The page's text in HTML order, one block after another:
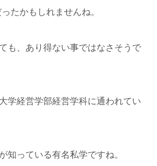
たかもしれませんね。
も、あり得ない事ではなさそうで
学経営学部経営学科に通われてい
知っている有名私学ですね。